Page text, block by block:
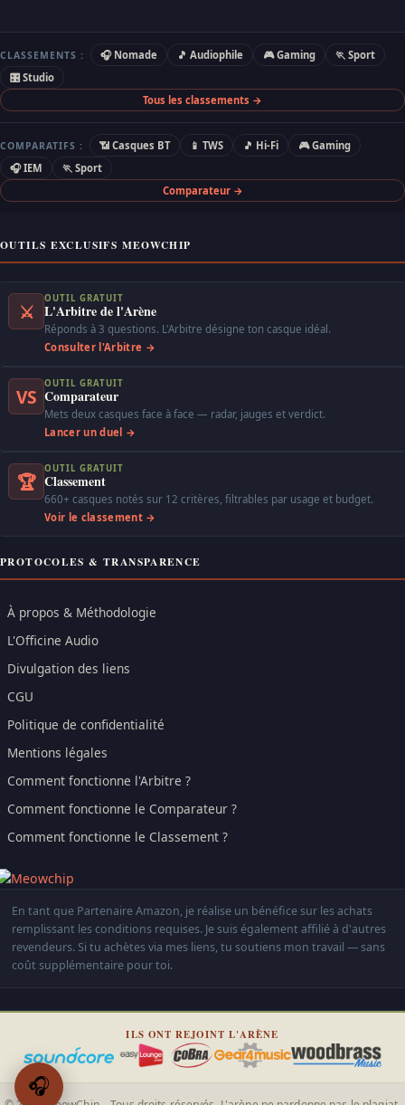
CLASSEMENTS : 🎧 Nomade 🎵 Audiophile 🎮 Gaming
🏃 Sport
🎛 Studio
Tous les classements →
COMPARATIFS : 📶 Casques BT 📱 TWS 🎵 Hi-Fi
🎮 Gaming
🎧 IEM
🏃 Sport
Comparateur →
OUTILS EXCLUSIFS MEOWCHIP
⚔
OUTIL GRATUIT
L'Arbitre de l'Arène
Réponds à 3 questions. L'Arbitre désigne ton casque idéal.
Consulter l'Arbitre →
VS
OUTIL GRATUIT
Comparateur
Mets deux casques face à face — radar, jauges et verdict.
Lancer un duel →
🏆
OUTIL GRATUIT
Classement
660+ casques notés sur 12 critères, filtrables par usage et budget.
Voir le classement →
PROTOCOLES & TRANSPARENCE
À propos & Méthodologie
L'Officine Audio
Divulgation des liens
CGU
Politique de confidentialité
Mentions légales
Comment fonctionne l'Arbitre ?
Comment fonctionne le Comparateur ?
Comment fonctionne le Classement ?
En tant que Partenaire Amazon, je réalise un bénéfice sur les achats
remplissant les conditions requises. Je suis également affilié à d'autres
revendeurs. Si tu achètes via mes liens, tu soutiens mon travail — sans
coût supplémentaire pour toi.
ILS ONT REJOINT L'ARÈNE
🎧